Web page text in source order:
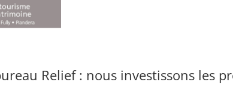
Relief : nous investissons les